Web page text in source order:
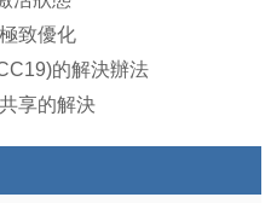
致優化
的解決辦法
享的解決